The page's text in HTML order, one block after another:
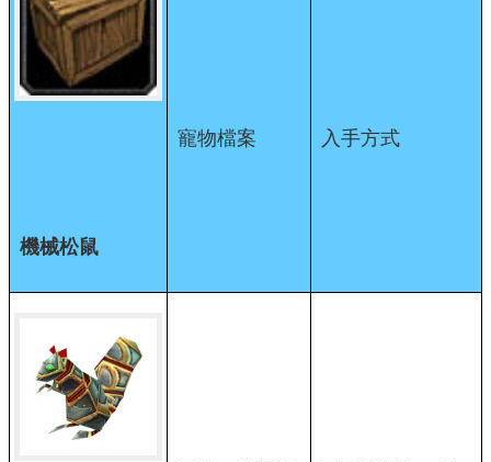
機械松鼠
寵物檔案 入手方式